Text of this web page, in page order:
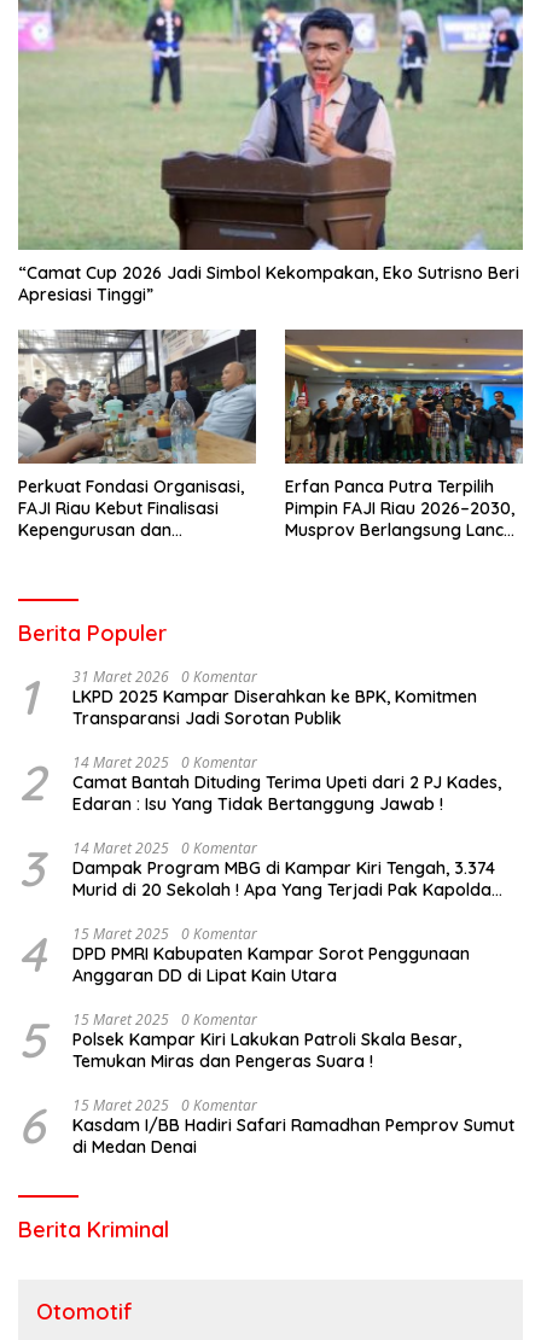
“Camat Cup 2026 Jadi Simbol Kekompakan, Eko Sutrisno Beri
Apresiasi Tinggi”
Perkuat Fondasi Organisasi,
FAJI Riau Kebut Finalisasi
Kepengurusan dan
Erfan Panca Putra Terpilih
Pimpin FAJI Riau 2026–2030,
Musprov Berlangsung Lancar
Berita Populer
1 31 Maret 2026 0 Komentar
LKPD 2025 Kampar Diserahkan ke BPK, Komitmen
Transparansi Jadi Sorotan Publik
2 14 Maret 2025 0 Komentar
Camat Bantah Dituding Terima Upeti dari 2 PJ Kades,
Edaran : Isu Yang Tidak Bertanggung Jawab !
3 14 Maret 2025 0 Komentar
Dampak Program MBG di Kampar Kiri Tengah, 3.374
Murid di 20 Sekolah ! Apa Yang Terjadi Pak Kapolda
4 15 Maret 2025 0 Komentar
DPD PMRI Kabupaten Kampar Sorot Penggunaan
Anggaran DD di Lipat Kain Utara
5 15 Maret 2025 0 Komentar
Polsek Kampar Kiri Lakukan Patroli Skala Besar,
Temukan Miras dan Pengeras Suara !
6 15 Maret 2025 0 Komentar
Kasdam I/BB Hadiri Safari Ramadhan Pemprov Sumut
di Medan Denai
Berita Kriminal
Otomotif